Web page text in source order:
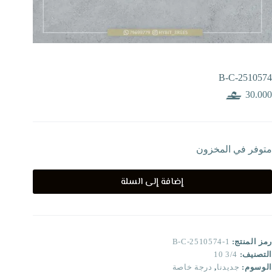
B-C-2510574
30.000
متوفر في المخزون
إضافة إلى السلة
رمز المنتج: B-C-2510574-1
التصنيف: 3/4 10
الوسوم: جديدنا, درجة خاصة